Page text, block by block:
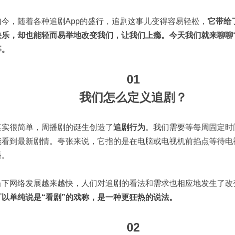
，随着各种追剧App的盛行，追剧这事儿变得容易轻松， 它带给
，却也能轻而易举地改变我们，让我们上瘾。 今天我们就来聊聊
01
我们怎么定义追剧？
实很简单，周播剧的诞生创造了追剧行为。我们需要等每周固定
看到最新剧情。夸张来说，它指的是在电脑或电视机前掐点等待电
下网络发展越来越快，人们对追剧的看法和需求也相应地发生了改
单纯说是“看剧”的戏称，是一种更狂热的说法。
02